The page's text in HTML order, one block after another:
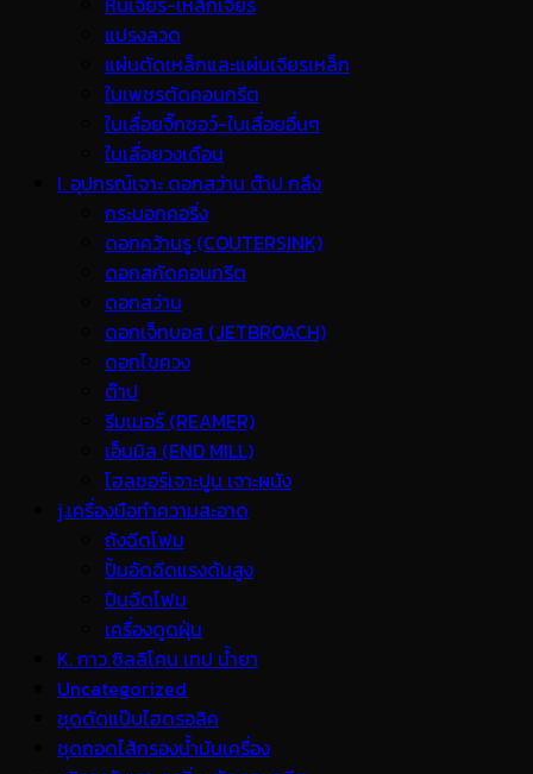
แปรงลวด
แผ่นตัดเหล็กและแผ่นเจียรเหล็ก
ใบเพชรตัดคอนกรีต
ใบเลื่อยจิ๊กซอว์-ใบเลื่อยอื่นๆ
ใบเลื่อยวงเดือน
I. อุปกรณ์เจาะ ดอกสว่าน ต๊าป กลึง
กระบอกคอริ่ง
ดอกคว้านรู (COUTERSINK)
ดอกสกัดคอนกรีต
ดอกสว่าน
ดอกเจ็ทบอส (JETBROACH)
ดอกไขควง
ต๊าป
รีมเมอร์ (REAMER)
เอ็นมิล (END MILL)
โฮลซอร์เจาะปูน เจาะผนัง
j.เครื่องมือทำความสะอาด
ถังฉีดโฟม
ปั้มอัดฉีดแรงดันสูง
ปืนฉีดโฟม
เครื่องดูดฝุ่น
K. กาว ซิลลิโคน เทป น้ำยา
Uncategorized
ชุดดัดแป๊บไฮดรอลิค
ชุดถอดไส้กรองน้ำมันเครื่อง